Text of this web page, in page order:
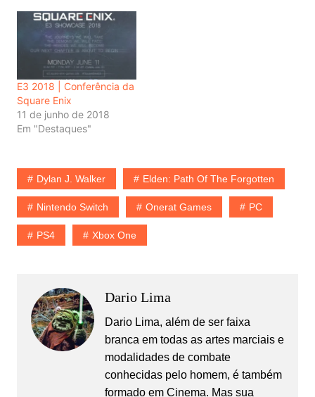
E3 2018 | Conferência da
Square Enix
11 de junho de 2018
Em "Destaques"
Dylan J. Walker Elden: Path Of The Forgotten
Nintendo Switch Onerat Games PC
PS4 Xbox One
Dario Lima
Dario Lima, além de ser faixa
branca em todas as artes marciais e
modalidades de combate
conhecidas pelo homem, é também
formado em Cinema. Mas sua